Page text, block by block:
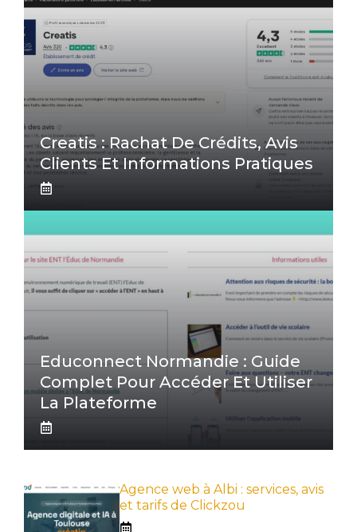
Creatis : Rachat De Crédits, Avis
Clients Et Informations Pratiques
Educonnect Normandie : Guide
Complet Pour Accéder Et Utiliser
La Plateforme
Agence web à Albi : services, avis
et tarifs de Clickzou